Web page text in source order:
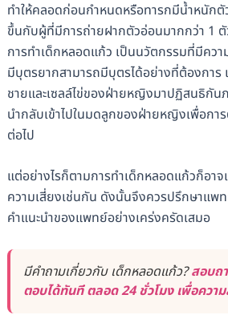
ทำให้คลอดก่อนกำหนดหรือทารกมีน้ำหนักตั
ขึ้นกับผู้ที่มีการถ่ายฝากตัวอ่อนมากกว่า 1 ตั
การทำเด็กหลอดแก้ว เป็นนวัตกรรมที่มีคว
มีบุตรยากสามารถมีบุตรได้อย่างที่ต้องการ
ชายและเซลล์ไข่ของฝ่ายหญิงมาปฏิสนธิกัน
นำกลับเข้าไปในมดลูกของฝ่ายหญิงเพื่อกา
ต่อไป
แต่อย่างไรก็ตามการทำเด็กหลอดแก้วก็อา
ความเสี่ยงเช่นกัน ดังนั้นจึงควรปรึกษาแพ
คำแนะนำของแพทย์อย่างเคร่งครัดเสมอ
มีคำถามเกี่ยวกับ เด็กหลอดแก้ว?สอบถ
ตอบได้ทันที ตลอด 24 ชั่วโมง เพื่อควา